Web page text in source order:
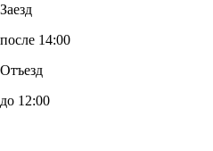
Заезд
после 14:00
Отъезд
до 12:00